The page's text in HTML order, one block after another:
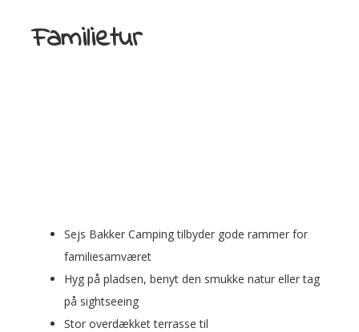
Familietur
Sejs Bakker Camping tilbyder gode rammer for
familiesamværet
Hyg på pladsen, benyt den smukke natur eller tag
på sightseeing
Stor overdækket terrasse til